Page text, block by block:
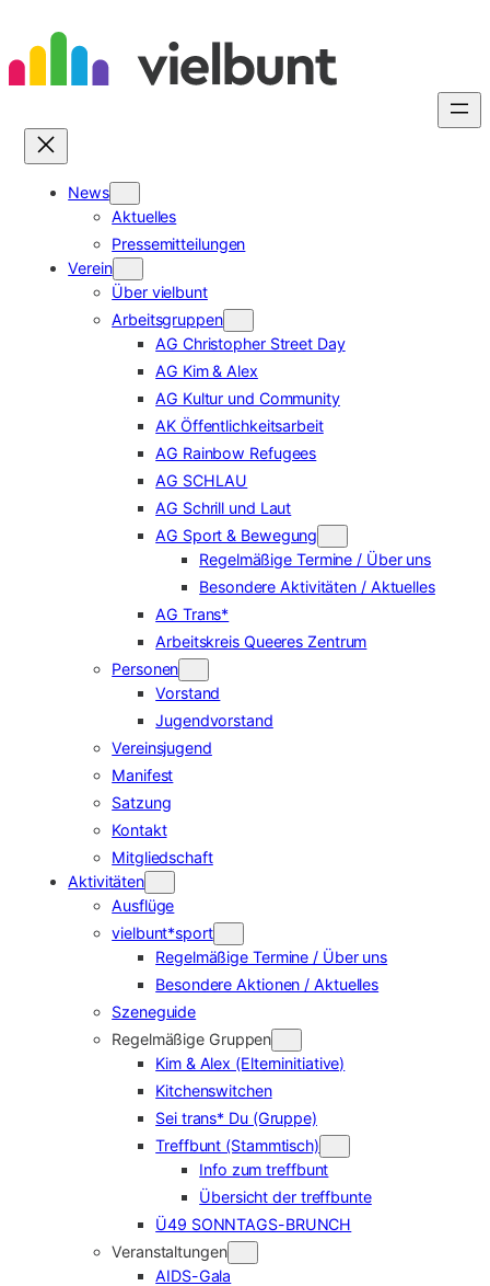
Inhalt
springen
News
Aktuelles
Pressemitteilungen
Verein
Über vielbunt
Arbeitsgruppen
AG Christopher Street Day
AG Kim & Alex
AG Kultur und Community
AK Öffentlichkeitsarbeit
AG Rainbow Refugees
AG SCHLAU
AG Schrill und Laut
AG Sport & Bewegung
Regelmäßige Termine / Über uns
Besondere Aktivitäten / Aktuelles
AG Trans*
Arbeitskreis Queeres Zentrum
Personen
Vorstand
Jugendvorstand
Vereinsjugend
Manifest
Satzung
Kontakt
Mitgliedschaft
Aktivitäten
Ausflüge
vielbunt*sport
Regelmäßige Termine / Über uns
Besondere Aktionen / Aktuelles
Szeneguide
Regelmäßige Gruppen
Kim & Alex (Elterninitiative)
Kitchenswitchen
Sei trans* Du (Gruppe)
Treffbunt (Stammtisch)
Info zum treffbunt
Übersicht der treffbunte
Ü49 SONNTAGS-BRUNCH
Veranstaltungen
AIDS-Gala